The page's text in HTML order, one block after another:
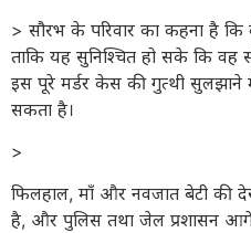
> सौरभ के परिवार का कहना है कि
ताकि यह सुनिश्चित हो सके कि वह
इस पूरे मर्डर केस की गुत्थी सुलझाने
सकता है।
>
फिलहाल, माँ और नवजात बेटी की
है, और पुलिस तथा जेल प्रशासन आगे